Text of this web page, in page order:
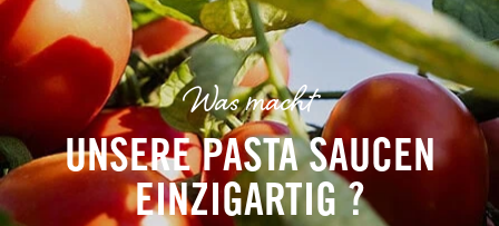
Was macht
UNSERE PASTA SAUCEN
EINZIGARTIG ?